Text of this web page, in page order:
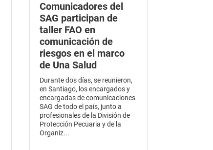
Comunicadores del
SAG participan de
taller FAO en
comunicación de
riesgos en el marco
de Una Salud
Durante dos días, se reunieron,
en Santiago, los encargados y
encargadas de comunicaciones
SAG de todo el país, junto a
profesionales de la División de
Protección Pecuaria y de la
Organiz...